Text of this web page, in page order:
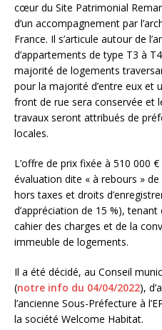
cœur du Site Patrimonial
d’un accompagnement par
France. Il s’articule autour de
d’appartements de type T3 à
majorité de logements
pour la majorité d’entre eux et
front de rue sera conservée et
travaux seront attribués de
locales.
L’offre de prix fixée à 510 000
évaluation dite « à rebours »
hors taxes et droits
d’appréciation de 15 %),
cahier des charges et de la
immeuble de logements.
Il a été décidé, au Conseil
(notre info du 04/04/2022),
l’ancienne Sous-Préfecture à
la société Welcome Habitat.